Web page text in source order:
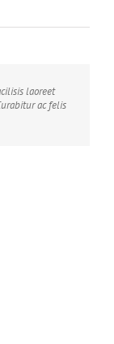
laoreet
ac felis